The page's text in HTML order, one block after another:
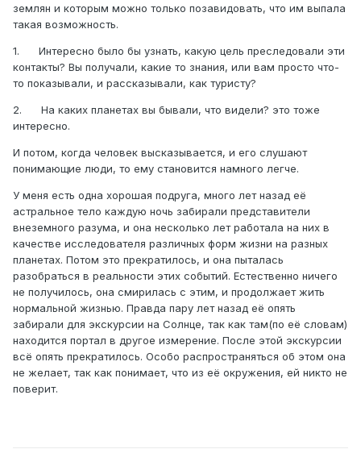
землян и которым можно только позавидовать, что им выпала
такая возможность.
1.
Интересно было бы узнать, какую цель преследовали эти
контакты? Вы получали, какие то знания, или вам просто что-
то показывали, и рассказывали, как туристу?
2.
На каких планетах вы бывали, что видели? это тоже
интересно.
И потом, когда человек высказывается, и его слушают
понимающие люди, то ему становится намного легче.
У меня есть одна хорошая подруга, много лет назад её
астральное тело каждую ночь забирали представители
внеземного разума, и она несколько лет работала на них в
качестве исследователя различных форм жизни на разных
планетах. Потом это прекратилось, и она пыталась
разобраться в реальности этих событий. Естественно ничего
не получилось, она смирилась с этим, и продолжает жить
нормальной жизнью. Правда пару лет назад её опять
забирали для экскурсии на Солнце, так как там(по её словам)
находится портал в другое измерение. После этой экскурсии
всё опять прекратилось. Особо распространяться об этом она
не желает, так как понимает, что из её окружения, ей никто не
поверит.